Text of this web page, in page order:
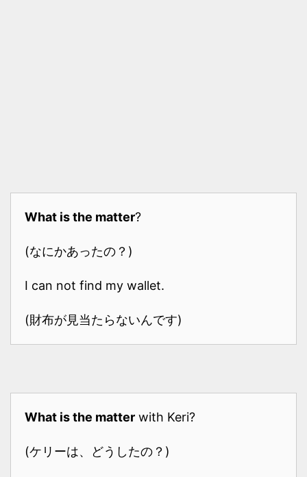
What is the matter?
(なにかあったの？)
I can not find my wallet.
(財布が見当たらないんです)
What is the matter with Keri?
(ケリーは、どうしたの？)